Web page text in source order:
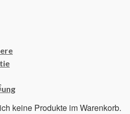
keine Produkte im Warenkorb.